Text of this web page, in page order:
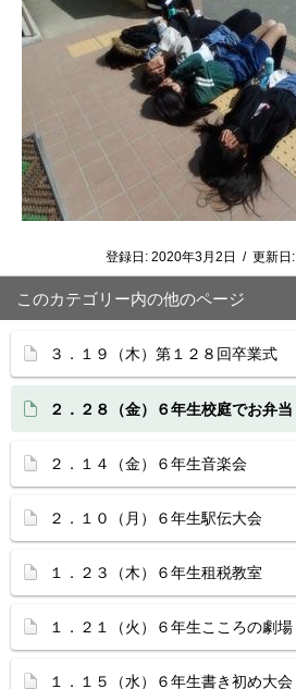
登録日: 2020年3月2日 / 更新日:
このカテゴリー内の他のページ
３．１９（木）第１２８回卒業式
２．２８（金）６年生校庭でお弁当
２．１４（金）６年生音楽会
２．１０（月）６年生駅伝大会
１．２３（木）６年生租税教室
１．２１（火）６年生こころの劇場
１．１５（水）６年生書き初め大会